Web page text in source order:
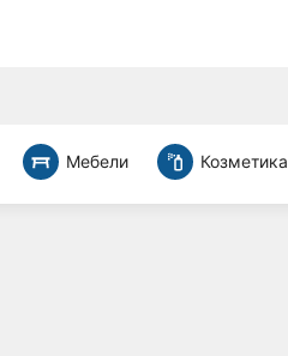
Мебели Козметика